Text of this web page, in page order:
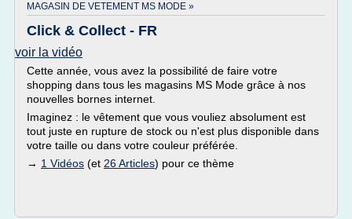
MAGASIN DE VETEMENT MS MODE »
Click & Collect - FR
voir la vidéo
Cette année, vous avez la possibilité de faire votre
shopping dans tous les magasins MS Mode grâce à nos
nouvelles bornes internet.
Imaginez : le vêtement que vous vouliez absolument est
tout juste en rupture de stock ou n'est plus disponible dans
votre taille ou dans votre couleur préférée.
→ 1 Vidéos (et 26 Articles) pour ce thème